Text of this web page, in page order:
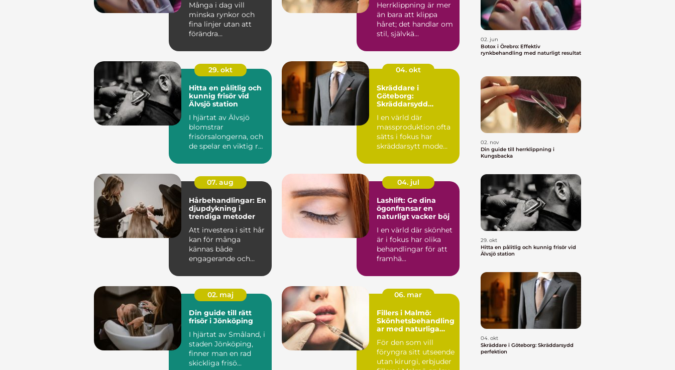
resultat
Många i dag vill
minska rynkor och
fina linjer utan att
förändra
Herrklippning är mer
än bara att klippa
håret; det handlar om
stil, självkä...
29. okt
Hitta en pålitlig och
kunnig frisör vid
Älvsjö station
I hjärtat av Älvsjö
blomstrar
frisörsalongerna, och
de spelar en viktig roll
04. okt
Skräddare i
Göteborg:
Skräddarsydd
I en värld där
massproduktion ofta
sätts i fokus har
skräddarsytt mode
07. aug
Hårbehandlingar: En
djupdykning i
trendiga metoder
Att investera i sitt hår
kan för många
kännas både
engagerande och
04. jul
Lashlift: Ge dina
ögonfransar en
naturligt vacker böj
I en värld där skönhet
är i fokus har olika
behandlingar för att
framhä...
02. maj
Din guide till rätt
frisör i Jönköping
I hjärtat av Småland, i
staden Jönköping,
finner man en rad
skickliga frisö...
06. mar
Fillers i Malmö:
Skönhetsbehandling
ar med naturliga
För den som vill
föryngra sitt utseende
utan kirurgi, erbjuder
02. jun
Botox i Örebro: Effektiv
rynkbehandling med naturligt resultat
02. nov
Din guide till herrklippning i
Kungsbacka
29. okt
Hitta en pålitlig och kunnig frisör vid
Älvsjö station
04. okt
Skräddare i Göteborg: Skräddarsydd
perfektion